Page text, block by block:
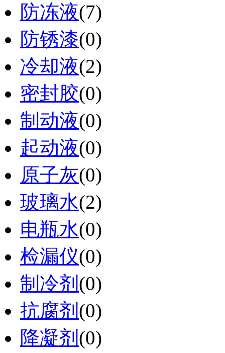
防冻液(7)
防锈漆(0)
冷却液(2)
密封胶(0)
制动液(0)
起动液(0)
原子灰(0)
玻璃水(2)
电瓶水(0)
检漏仪(0)
制冷剂 (0)
抗腐剂 (0)
降凝剂 (0)